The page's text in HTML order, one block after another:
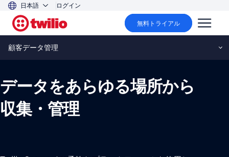
日本語 ログイン
無料トライアル
顧客データ管理
データをあらゆる場所から
収集・管理